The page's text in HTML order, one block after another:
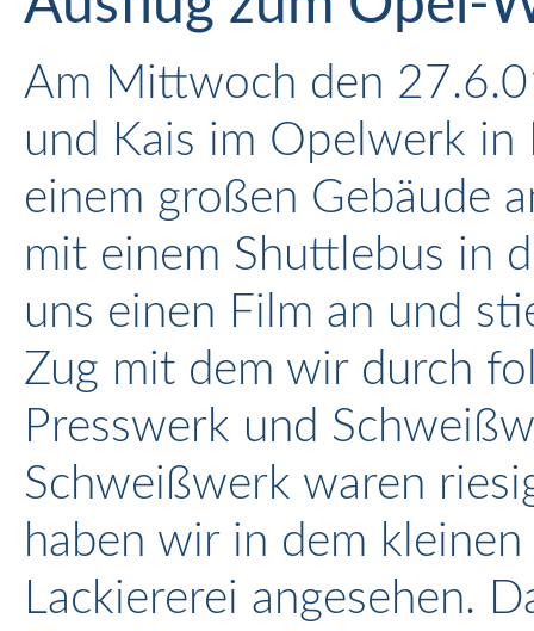
Am Mittwoch den
und Kais im Opelwerk in
einem großen Gebäude
mit einem Shuttlebus in
uns einen Film an und
Zug mit dem wir durch
Presswerk und
Schweißwerk waren
haben wir in dem
Lackiererei angesehen.